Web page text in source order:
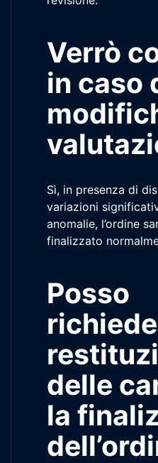
Verrò
in caso
Sì, in presenza di
variazioni
anomalie, l’ordine
finalizzato
Posso
delle
la